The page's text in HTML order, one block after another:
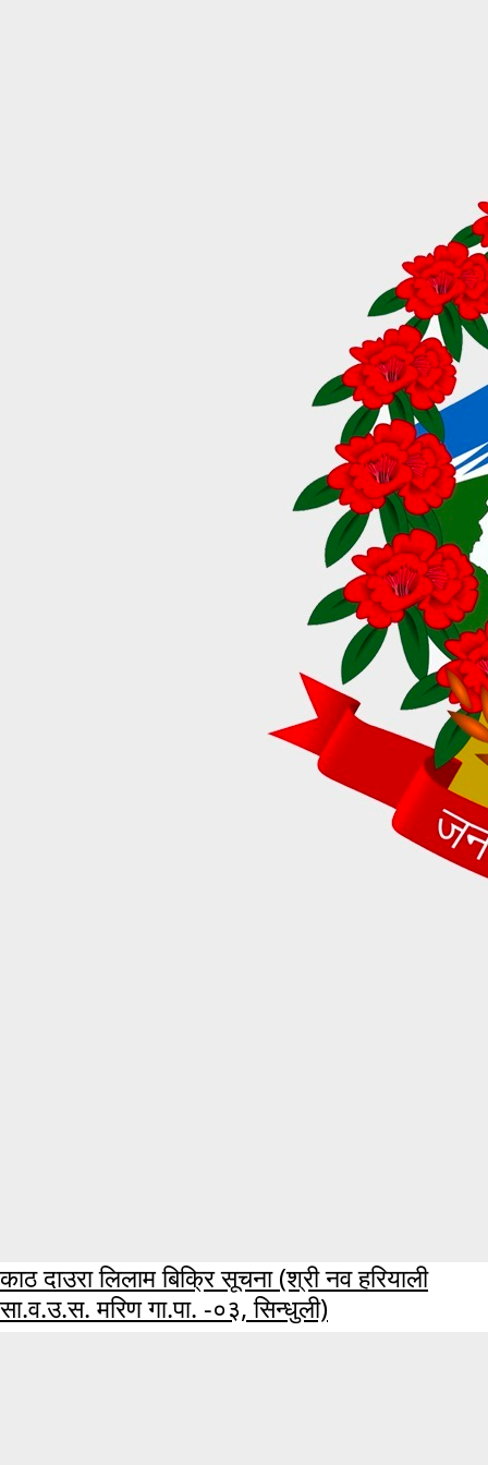
काठ दाउरा लिलाम बिक्रि सूचना (श्री नव हरियाली
सा.व.उ.स. मरिण गा.पा. -०३, सिन्धुली)